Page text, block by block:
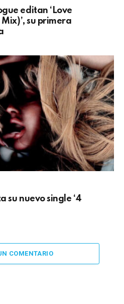
editan ‘Love
su primera
su nuevo single ‘4
COMENTARIO